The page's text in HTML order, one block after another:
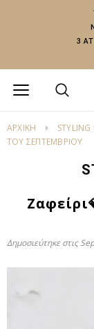
3
ΑΡΧΙΚΗ
ΤΟΥ ΣΕΠΤΕΜΒΡΊΟΥ
Δημοσιεύτηκε στις